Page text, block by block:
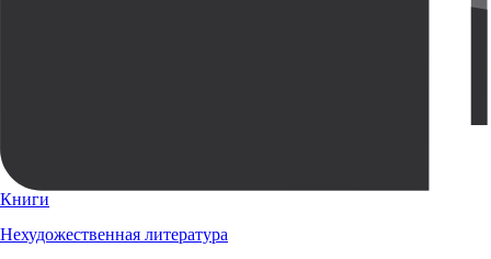
Книги
Нехудожественная литература